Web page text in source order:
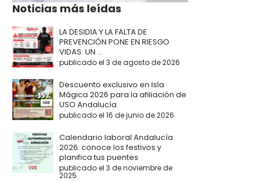
Noticias más leídas
LA DESIDIA Y LA FALTA DE
PREVENCIÓN PONE EN RIESGO
VIDAS: UN ...
publicado el 3 de agosto de 2026
Descuento exclusivo en Isla
Mágica 2026 para la afiliación de
USO Andalucía
publicado el 16 de junio de 2026
Calendario laboral Andalucía
2026: conoce los festivos y
planifica tus puentes
publicado el 3 de noviembre de
2025